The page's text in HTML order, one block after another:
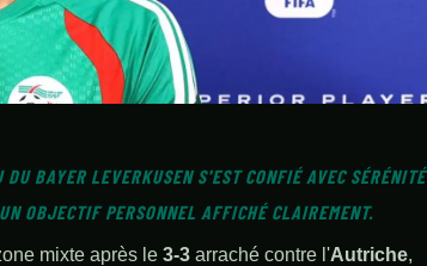
BAYER LEVERKUSEN S'EST CONFIÉ AVEC SÉRÉNITÉ
OBJECTIF PERSONNEL AFFICHÉ CLAIREMENT.
mixte après le 3-3 arraché contre l'Autriche,